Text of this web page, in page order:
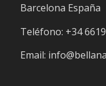
Barcelona España
Teléfono: +34
Email: